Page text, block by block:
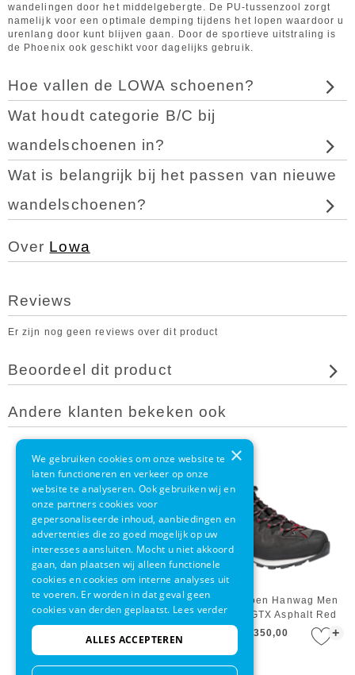
wandelingen door het middelgebergte. De PU-tussenzool zorgt
namelijk voor een optimale demping tijdens het lopen waardoor u
urenlang door kunt blijven gaan. Door de sportieve uitstraling is
de Phoenix ook geschikt voor dagelijks gebruik.
Hoe vallen de LOWA schoenen?
Wat houdt categorie B/C bij
wandelschoenen in?
Wat is belangrijk bij het passen van nieuwe
wandelschoenen?
Over Lowa
Reviews
Er zijn nog geen reviews over dit product
Beoordeel dit product
Andere klanten bekeken ook
Wandelschoen Keen Men
Zionic Wp Dark Forest Black
+
Wandelschoen Hanwag Men
Makra Pro GTX Asphalt Red
€ 350,00
×
We gebruiken cookies om onze website te
laten functioneren en verkeer op onze
website te analyseren. Ook gebruiken wij en
onze partners cookies voor
gepersonaliseerde inhoud, aanbiedingen en
advertenties die zo goed mogelijk op uw
interesses aansluiten. Mocht u niet akkoord
gaan, dan plaatsen wij alleen functionele
cookies en cookies om interne analyses uit
te voeren. Er worden in dat geval geen
cookies van derden geplaatst. Lees verder
ALLES ACCEPTEREN